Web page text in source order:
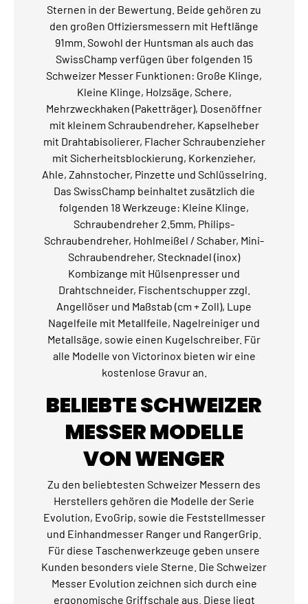
Sternen in der Bewertung. Beide gehören zu
den großen Offiziersmessern mit Heftlänge
91mm. Sowohl der Huntsman als auch das
SwissChamp verfügen über folgenden 15
Schweizer Messer Funktionen: Große Klinge,
Kleine Klinge, Holzsäge, Schere,
Mehrzweckhaken (Paketträger), Dosenöffner
mit kleinem Schraubendreher, Kapselheber
mit Drahtabisolierer, Flacher Schraubenzieher
mit Sicherheitsblockierung, Korkenzieher,
Ahle, Zahnstocher, Pinzette und Schlüsselring.
Das SwissChamp beinhaltet zusätzlich die
folgenden 18 Werkzeuge: Kleine Klinge,
Schraubendreher 2.5mm, Philips-
Schraubendreher, Hohlmeißel / Schaber, Mini-
Schraubendreher, Stecknadel (inox)
Kombizange mit Hülsenpresser und
Drahtschneider, Fischentschupper zzgl.
Angellöser und Maßstab (cm + Zoll), Lupe
Nagelfeile mit Metallfeile, Nagelreiniger und
Metallsäge, sowie einen Kugelschreiber. Für
alle Modelle von Victorinox bieten wir eine
kostenlose Gravur an.
BELIEBTE SCHWEIZER
MESSER MODELLE
VON WENGER
Zu den beliebtesten Schweizer Messern des
Herstellers gehören die Modelle der Serie
Evolution, EvoGrip, sowie die Feststellmesser
und Einhandmesser Ranger und RangerGrip.
Für diese Taschenwerkzeuge geben unsere
Kunden besonders viele Sterne. Die Schweizer
Messer Evolution zeichnen sich durch eine
ergonomische Griffschale aus. Diese liegt